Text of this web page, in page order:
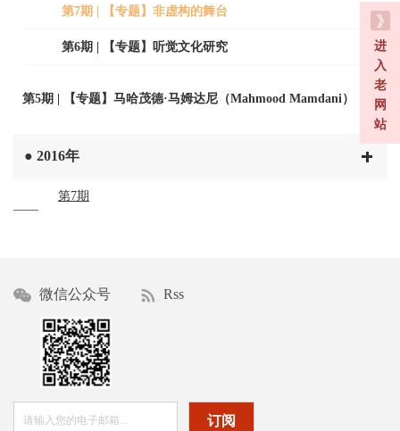
进
入
老
网
站
第7期 | 【专题】非虚构的舞台
第6期 | 【专题】听觉文化研究
第5期 | 【专题】马哈茂德·马姆达尼（Mahmood Mamdani）
● 2016年
——
第7期
微信公众号 Rss
订阅